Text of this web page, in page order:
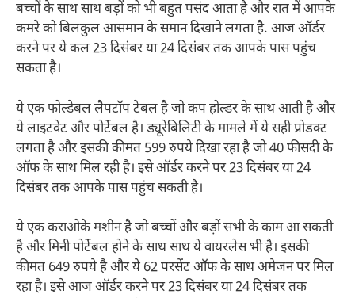
बच्चों के साथ साथ बड़ों को भी बहुत पसंद आता है और रात में आपके
कमरे को बिलकुल आसमान के समान दिखाने लगता है. आज ऑर्डर
करने पर ये कल 23 दिसंबर या 24 दिसंबर तक आपके पास पहुंच
सकता है।
ये एक फोल्डेबल लैपटॉप टेबल है जो कप होल्डर के साथ आती है और
ये लाइटवेट और पोर्टेबल है। ड्यूरेबिलिटी के मामले में ये सही प्रोडक्ट
लगता है और इसकी कीमत 599 रुपये दिखा रहा है जो 40 फीसदी के
ऑफ के साथ मिल रही है। इसे ऑर्डर करने पर 23 दिसंबर या 24
दिसंबर तक आपके पास पहुंच सकती है।
ये एक कराओके मशीन है जो बच्चों और बड़ों सभी के काम आ सकती
है और मिनी पोर्टेबल होने के साथ साथ ये वायरलेस भी है। इसकी
कीमत 649 रुपये है और ये 62 परसेंट ऑफ के साथ अमेजन पर मिल
रहा है। इसे आज ऑर्डर करने पर 23 दिसंबर या 24 दिसंबर तक